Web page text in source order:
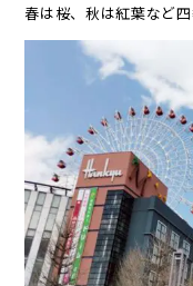
春は桜、秋は紅葉など